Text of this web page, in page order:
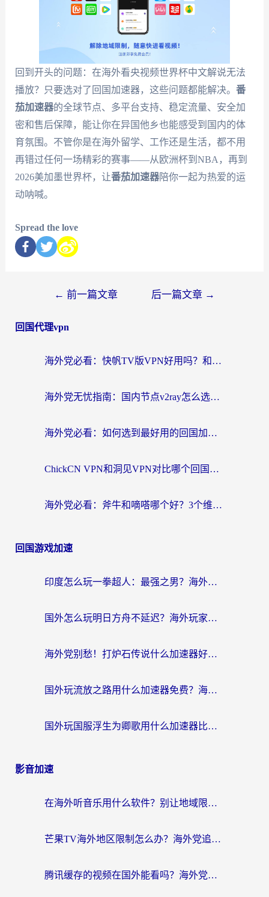
回到开头的问题：在海外看央视频世界杯中文解说无法
播放？只要选对了回国加速器，这些问题都能解决。 番
茄加速器的全球节点、多平台支持、稳定流量、安全加
密和售后保障，能让你在异国他乡也能感受到国内的体
育氛围。不管你是在海外留学、工作还是生活，都不用
再错过任何一场精彩的赛事——从欧洲杯到NBA，再到
2026美加墨世界杯，让番茄加速器陪你一起为热爱的运
动呐喊。
Spread the love
← 前一篇文章 后一篇文章 →
回国代理vpn
海外党必看：快帆TV版VPN好用吗？和快游VPN对比哪个回国效果更好？附实用避坑指南
海外党无忧指南：国内节点v2ray怎么选？一键回国VPN+多场景实测帮你避坑
海外党必看：如何选到最好用的回国加速器？从节点到售后的全维度指南
ChickCN VPN和洞见VPN对比哪个回国效果更好？海外党亲测3款加速器+避坑指南
海外党必看：斧牛和嘀嗒哪个好？3个维度教你选对回国加速器
回国游戏加速
印度怎么玩一拳超人：最强之男？海外党国服游戏加速避坑指南
国外怎么玩明日方舟不延迟？海外玩家国服游戏加速终极指南（附DNF梦幻诛仙解决方案）
海外党别愁！打炉石传说什么加速器好用？3个实用技巧解决国服游戏卡顿
国外玩流放之路用什么加速器免费？海外党亲测有效的国服游戏加速指南
国外玩国服浮生为卿歌用什么加速器比较好？海外党亲测不踩坑指南
影音加速
在海外听音乐用什么软件？别让地域限制断了你的华语歌单
芒果TV海外地区限制怎么办？海外党追剧看片的实用加速器选择指南
腾讯缓存的视频在国外能看吗？海外党追剧看片的终极解决方案